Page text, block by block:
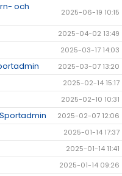
och
2025-06-19 10:15
2025-04-02 13:49
2025-03-17 14:03
2025-03-07 13:20
2025-02-14 15:17
2025-02-10 10:31
2025-02-07 12:06
2025-01-14 17:37
2025-01-14 11:41
2025-01-14 09:26